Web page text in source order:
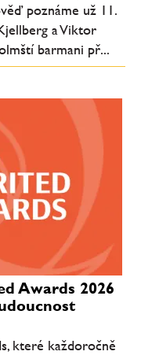
poznáme už 11.
a Viktor
barmani př...
Awards 2026
které každoročně